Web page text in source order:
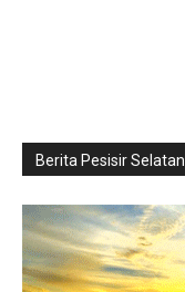
Berita Pesisir Selatan